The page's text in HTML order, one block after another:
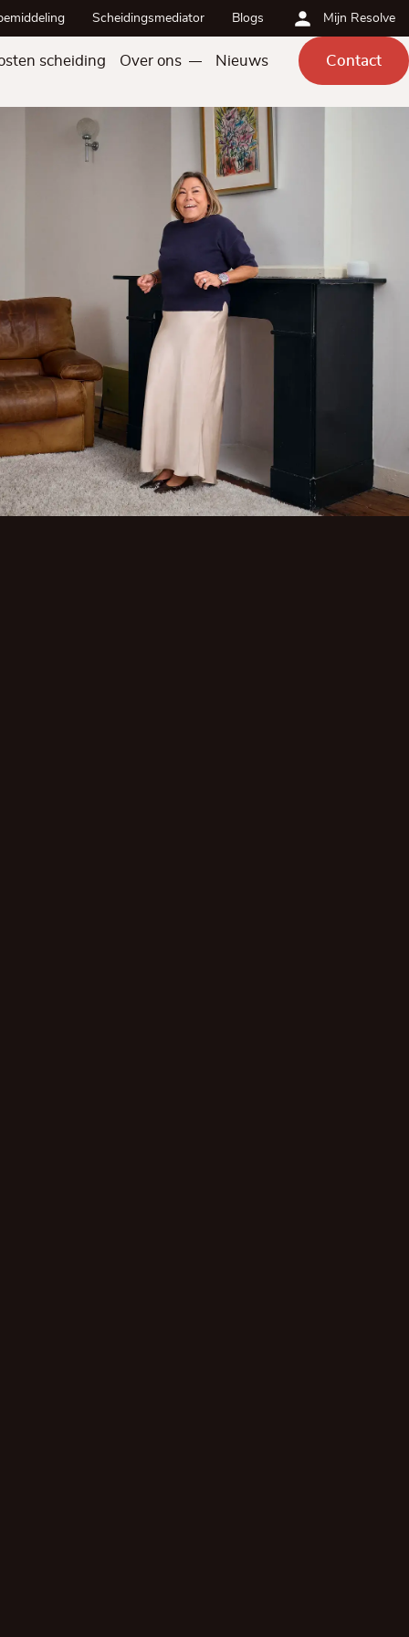
Scheidingsmediator Blogs Mijn Resolve
scheiding Over ons Nieuws Contact